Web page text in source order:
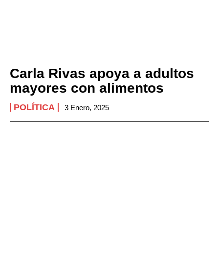
Carla Rivas apoya a adultos
mayores con alimentos
POLÍTICA 3 Enero, 2025